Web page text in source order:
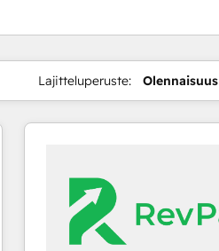
Lajitteluperuste: Olennaisuus